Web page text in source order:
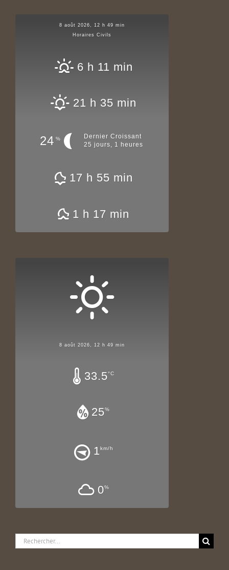
8 août 2026, 12 h 49 min
Horaires Civils
6 h 11 min
21 h 35 min
24 %
Dernier Croissant
25 jours, 1 heures
17 h 55 min
1 h 17 min
8 août 2026, 12 h 49 min
33.5°C
25%
1km/h
0%
Rechercher: